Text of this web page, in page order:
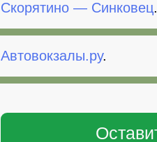
Скорятино — Синковец.
Автовокзалы.ру.